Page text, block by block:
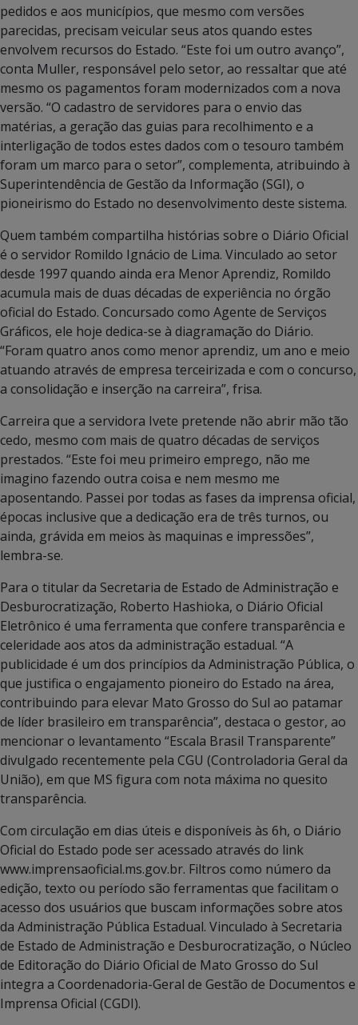
pedidos e aos municípios, que mesmo com versões
parecidas, precisam veicular seus atos quando estes
envolvem recursos do Estado. “Este foi um outro avanço”,
conta Muller, responsável pelo setor, ao ressaltar que até
mesmo os pagamentos foram modernizados com a nova
versão. “O cadastro de servidores para o envio das
matérias, a geração das guias para recolhimento e a
interligação de todos estes dados com o tesouro também
foram um marco para o setor”, complementa, atribuindo à
Superintendência de Gestão da Informação (SGI), o
pioneirismo do Estado no desenvolvimento deste sistema.
Quem também compartilha histórias sobre o Diário Oficial
é o servidor Romildo Ignácio de Lima. Vinculado ao setor
desde 1997 quando ainda era Menor Aprendiz, Romildo
acumula mais de duas décadas de experiência no órgão
oficial do Estado. Concursado como Agente de Serviços
Gráficos, ele hoje dedica-se à diagramação do Diário.
“Foram quatro anos como menor aprendiz, um ano e meio
atuando através de empresa terceirizada e com o concurso,
a consolidação e inserção na carreira”, frisa.
Carreira que a servidora Ivete pretende não abrir mão tão
cedo, mesmo com mais de quatro décadas de serviços
prestados. “Este foi meu primeiro emprego, não me
imagino fazendo outra coisa e nem mesmo me
aposentando. Passei por todas as fases da imprensa oficial,
épocas inclusive que a dedicação era de três turnos, ou
ainda, grávida em meios às maquinas e impressões”,
lembra-se.
Para o titular da Secretaria de Estado de Administração e
Desburocratização, Roberto Hashioka, o Diário Oficial
Eletrônico é uma ferramenta que confere transparência e
celeridade aos atos da administração estadual. “A
publicidade é um dos princípios da Administração Pública, o
que justifica o engajamento pioneiro do Estado na área,
contribuindo para elevar Mato Grosso do Sul ao patamar
de líder brasileiro em transparência”, destaca o gestor, ao
mencionar o levantamento “Escala Brasil Transparente”
divulgado recentemente pela CGU (Controladoria Geral da
União), em que MS figura com nota máxima no quesito
transparência.
Com circulação em dias úteis e disponíveis às 6h, o Diário
Oficial do Estado pode ser acessado através do link
www.imprensaoficial.ms.gov.br. Filtros como número da
edição, texto ou período são ferramentas que facilitam o
acesso dos usuários que buscam informações sobre atos
da Administração Pública Estadual. Vinculado à Secretaria
de Estado de Administração e Desburocratização, o Núcleo
de Editoração do Diário Oficial de Mato Grosso do Sul
integra a Coordenadoria-Geral de Gestão de Documentos e
Imprensa Oficial (CGDI).